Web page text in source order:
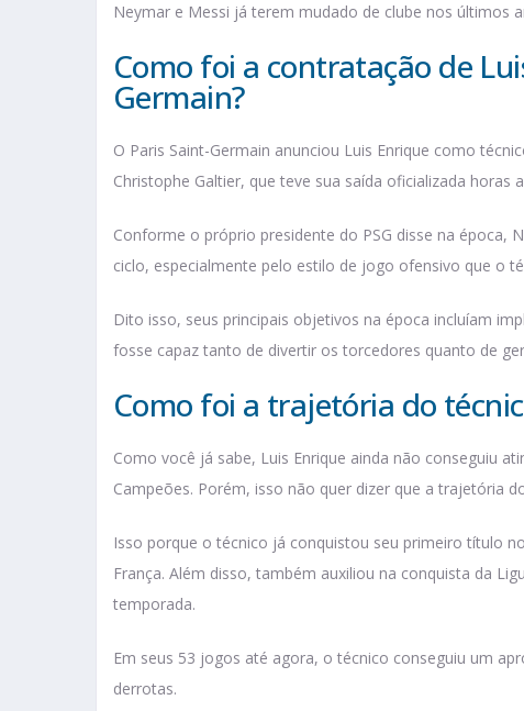
Neymar e Messi já terem mudado de clube nos últimos
Como foi a contratação de
Germain?
O Paris Saint-Germain anunciou Luis Enrique como
Christophe Galtier, que teve sua saída oficializada horas
Conforme o próprio presidente do PSG disse na época,
ciclo, especialmente pelo estilo de jogo ofensivo que o
Dito isso, seus principais objetivos na época incluíam
fosse capaz tanto de divertir os torcedores quanto de
Como foi a trajetória do
Como você já sabe, Luis Enrique ainda não conseguiu
Campeões. Porém, isso não quer dizer que a trajetória
Isso porque o técnico já conquistou seu primeiro título
França. Além disso, também auxiliou na conquista da
temporada.
Em seus 53 jogos até agora, o técnico conseguiu um
derrotas.